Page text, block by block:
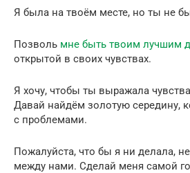
Я была на твоём месте, но ты не
Позволь мне быть твоим лучшим
открытой в своих чувствах.
Я хочу, чтобы ты выражала
Давай найдём золотую середину,
с проблемами.
Пожалуйста, что бы я ни делала,
между нами. Сделай меня самой